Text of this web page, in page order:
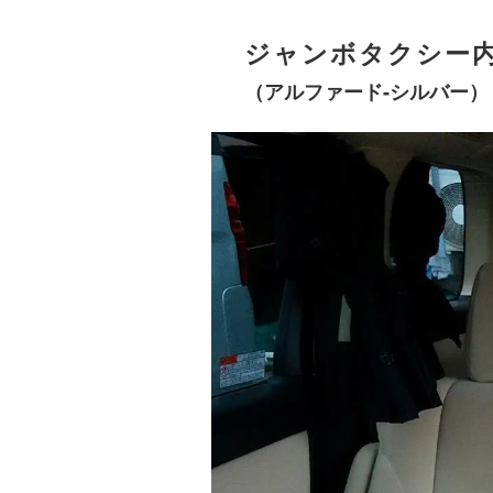
ジャンボタクシー
（アルファード-シルバー）